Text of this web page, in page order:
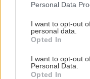
Please note that this
not limited to your visit
grant or deny consent
use your data for
consent section.
Personal Data
I want to opt-out
personal data.
Opted In
I want to opt-out
Personal Data.
Opted In